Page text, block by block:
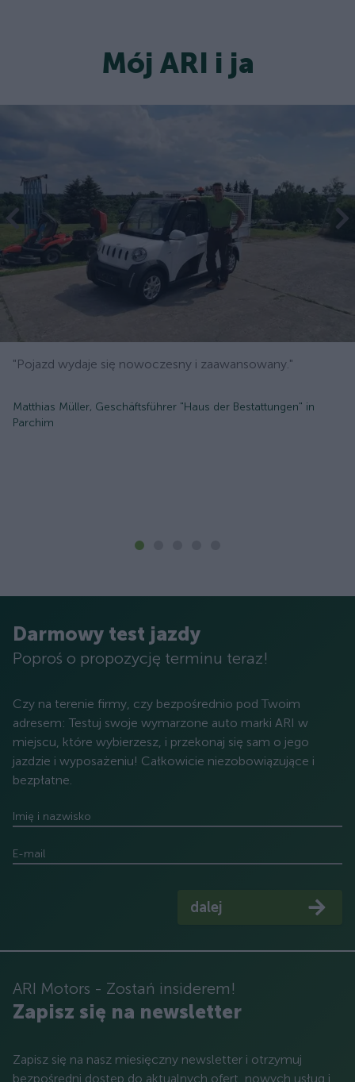
Mój ARI i ja
"Pojazd wydaje się nowoczesny i zaawansowany."
Matthias Müller, Geschäftsführer "Haus der Bestattungen" in
Parchim
Darmowy test jazdy
Poproś o propozycję terminu teraz!
Czy na terenie firmy, czy bezpośrednio pod Twoim
adresem: Testuj swoje wymarzone auto marki ARI w
miejscu, które wybierzesz, i przekonaj się sam o jego
jazdzie i wyposażeniu! Całkowicie niezobowiązujące i
bezpłatne.
Imię i nazwisko
E-mail
dalej
ARI Motors - Zostań insiderem!
Zapisz się na newsletter
Zapisz się na nasz miesięczny newsletter i otrzymuj
bezpośredni dostęp do aktualnych ofert, nowych usług i